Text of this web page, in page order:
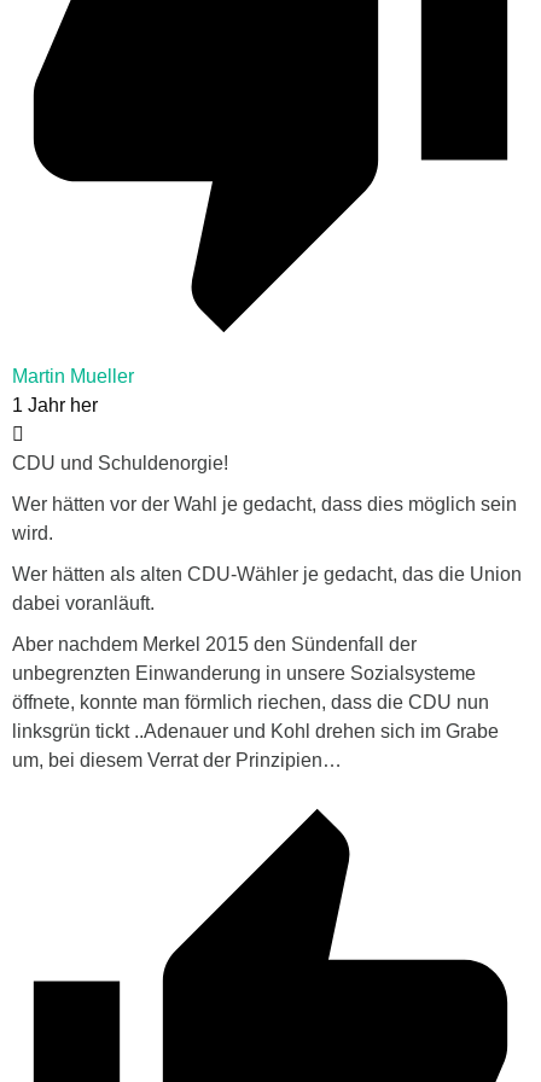
Martin Mueller
1 Jahr her
CDU und Schuldenorgie!
Wer hätten vor der Wahl je gedacht, dass dies möglich sein
wird.
Wer hätten als alten CDU-Wähler je gedacht, das die Union
dabei voranläuft.
Aber nachdem Merkel 2015 den Sündenfall der
unbegrenzten Einwanderung in unsere Sozialsysteme
öffnete, konnte man förmlich riechen, dass die CDU nun
linksgrün tickt ..Adenauer und Kohl drehen sich im Grabe
um, bei diesem Verrat der Prinzipien…